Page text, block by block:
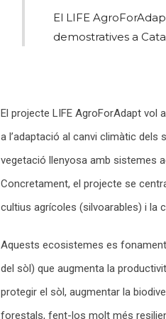
El LIFE
demostratives a
El projecte LIFE AgroForAdapt vol
a l’adaptació al canvi climàtic
vegetació llenyosa amb sistemes
Concretament, el projecte se
cultius agrícoles (silvoarables) i la
Aquests ecosistemes es
del sòl) que augmenta la
protegir el sòl, augmentar la
forestals, fent-los molt més